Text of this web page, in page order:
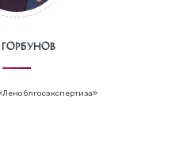
Горбунов